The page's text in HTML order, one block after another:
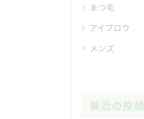
まつ毛
アイブロウ
メンズ
最近の投稿